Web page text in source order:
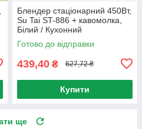
Блендер стаціонарний 450Вт,
Su Tai ST-886 + кавомолка,
Білий / Кухонний
подрібнювач із чашею від
мережі
Готово до відправки
439,40 ₴ 627,72 ₴
Купити
ще